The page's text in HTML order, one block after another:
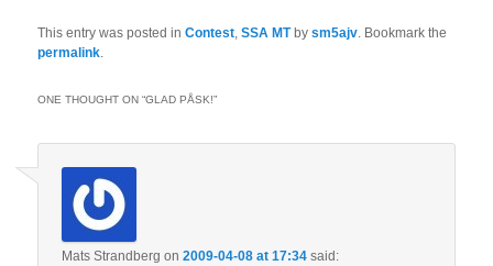
This entry was posted inContest,SSA MTbysm5ajv. Bookmark the
permalink.
ONE THOUGHT ON “GLAD PÅSK!”
Mats Strandberg on2009-04-08 at 17:34 said: